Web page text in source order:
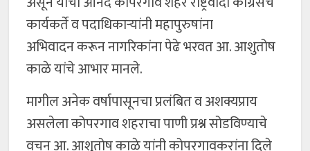
कार्यकर्ते व पदाधिकाऱ्यांनी महापुरुषांना
अभिवादन करून नागरिकांना पेढे भरवत आ. आशुतोष
काळे यांचे आभार मानले.
मागील अनेक वर्षापासूनचा प्रलंबित व अशक्यप्राय
असलेला कोपरगाव शहराचा पाणी प्रश्न सोडविण्याचे
वचन आ. आशुतोष काळे यांनी कोपरगावकरांना दिले